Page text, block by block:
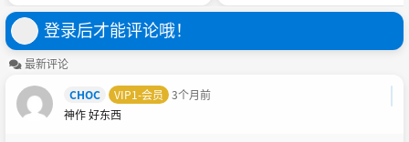
登录后才能评论哦！
最新评论
CHOC
VIP1-会员 3个月前
神作 好东西